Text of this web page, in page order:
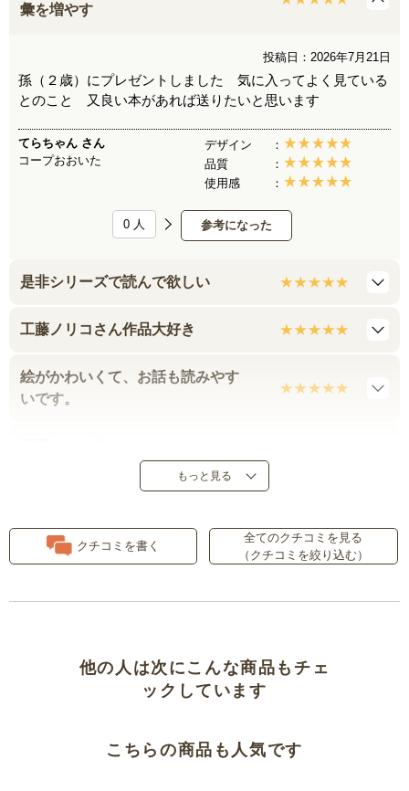
彙を増やす
投稿日：2026年7月21日
孫（２歳）にプレゼントしました 気に入ってよく見ている
とのこと 又良い本があれば送りたいと思います
てらちゃん さん
コープおおいた
デザイン
品質
使用感
参考になった
0 人
是非シリーズで読んで欲しい
工藤ノリコさん作品大好き
絵がかわいくて、お話も読みやす
いです。
ぜひ４冊揃えて読んでほしい
絵が凝っていて大人も楽しい！
もっと見る
クチコミを書く
全てのクチコミを見る
（クチコミを絞り込む）
他の人は次にこんな商品もチェ
ックしています
こちらの商品も人気です